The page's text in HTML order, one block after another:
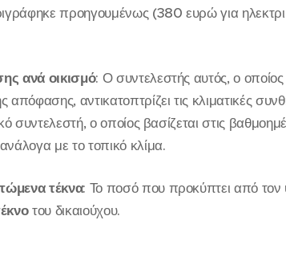
προηγουμένως (380 ευρώ για
ανά οικισμό: Ο συντελεστής αυτός, ο
απόφασης, αντικατοπτρίζει τις κλιματικές
συντελεστή, ο οποίος βασίζεται στις
με το τοπικό κλίμα.
τέκνα: Το ποσό που προκύπτει από τον
του δικαιούχου.